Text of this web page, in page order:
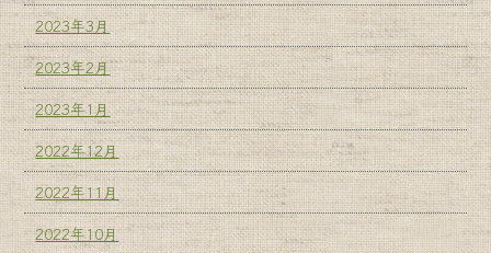
2023年3月
2023年2月
2023年1月
2022年12月
2022年11月
2022年10月